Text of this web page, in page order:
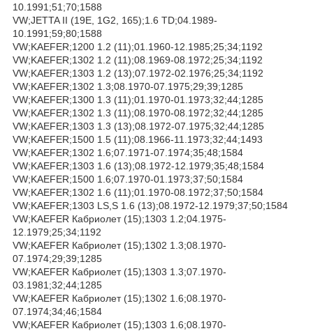
10.1991;51;70;1588
VW;JETTA II (19E, 1G2, 165);1.6 TD;04.1989-
10.1991;59;80;1588
VW;KAEFER;1200 1.2 (11);01.1960-12.1985;25;34;1192
VW;KAEFER;1302 1.2 (11);08.1969-08.1972;25;34;1192
VW;KAEFER;1303 1.2 (13);07.1972-02.1976;25;34;1192
VW;KAEFER;1302 1.3;08.1970-07.1975;29;39;1285
VW;KAEFER;1300 1.3 (11);01.1970-01.1973;32;44;1285
VW;KAEFER;1302 1.3 (11);08.1970-08.1972;32;44;1285
VW;KAEFER;1303 1.3 (13);08.1972-07.1975;32;44;1285
VW;KAEFER;1500 1.5 (11);08.1966-11.1973;32;44;1493
VW;KAEFER;1302 1.6;07.1971-07.1974;35;48;1584
VW;KAEFER;1303 1.6 (13);08.1972-12.1979;35;48;1584
VW;KAEFER;1500 1.6;07.1970-01.1973;37;50;1584
VW;KAEFER;1302 1.6 (11);01.1970-08.1972;37;50;1584
VW;KAEFER;1303 LS,S 1.6 (13);08.1972-12.1979;37;50;1584
VW;KAEFER Кабриолет (15);1303 1.2;04.1975-
12.1979;25;34;1192
VW;KAEFER Кабриолет (15);1302 1.3;08.1970-
07.1974;29;39;1285
VW;KAEFER Кабриолет (15);1303 1.3;07.1970-
03.1981;32;44;1285
VW;KAEFER Кабриолет (15);1302 1.6;08.1970-
07.1974;34;46;1584
VW;KAEFER Кабриолет (15);1303 1.6;08.1970-